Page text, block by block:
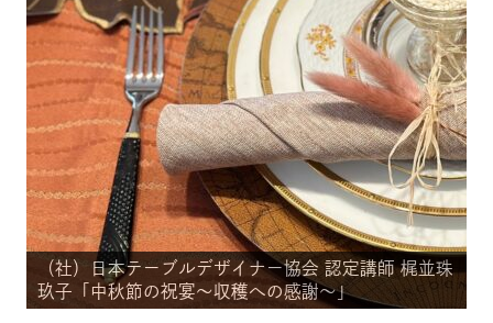
（社）日本テーブルデザイナー協会 認定講師 梶並珠
玖子「中秋節の祝宴～収穫への感謝～」